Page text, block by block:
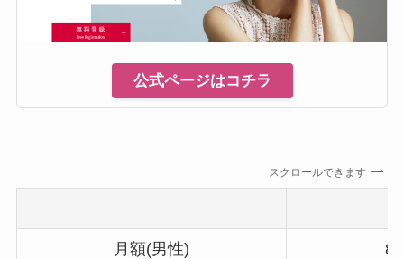
公式ページはコチラ
スクロールできます
月額(男性)